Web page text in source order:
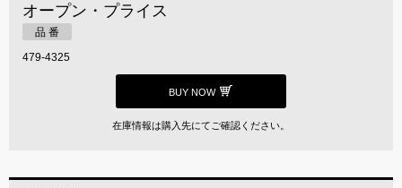
オープン・プライス
品 番
479-4325
BUY NOW
在庫情報は購入先にてご確認ください。